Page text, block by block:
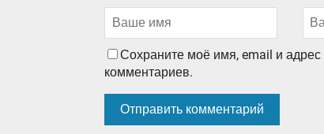
Сохраните моё имя, email и
комментариев.